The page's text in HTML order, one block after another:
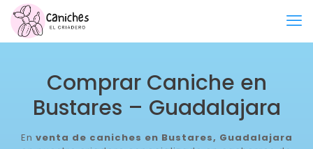
Comprar Caniche en
Bustares – Guadalajara
En venta de caniches en Bustares, Guadalajara